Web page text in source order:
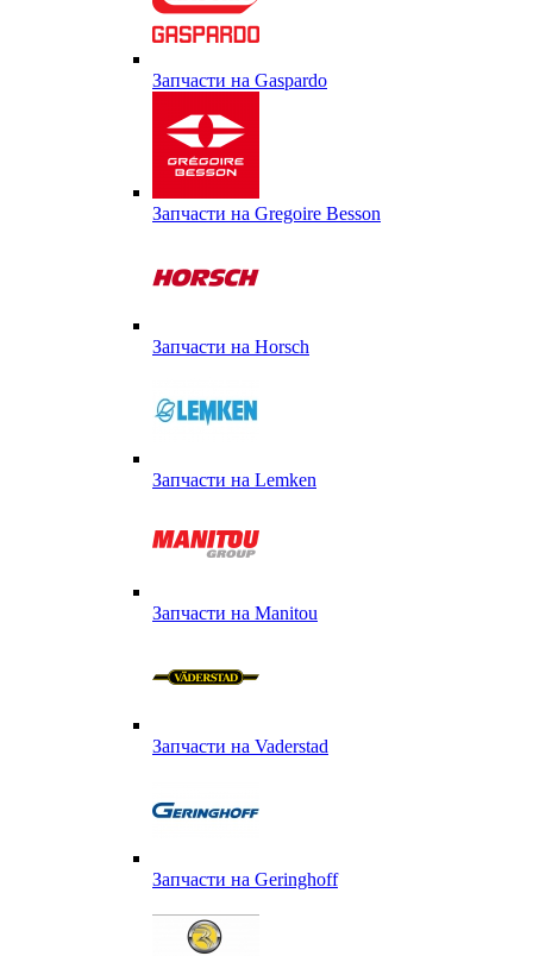
Запчасти на Gaspardo
Запчасти на Gregoire Besson
Запчасти на Horsch
Запчасти на Lemken
Запчасти на Manitou
Запчасти на Vaderstad
Запчасти на Geringhoff